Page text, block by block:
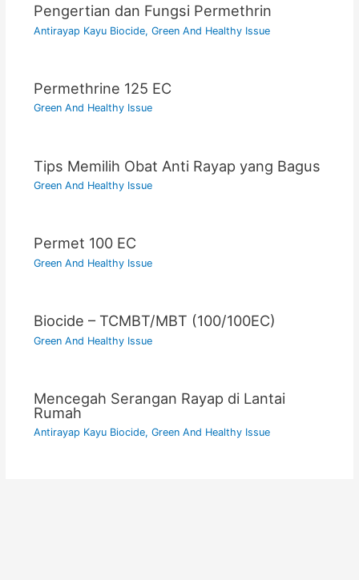
Pengertian dan Fungsi Permethrin
Antirayap Kayu Biocide, Green And Healthy Issue
Permethrine 125 EC
Green And Healthy Issue
Tips Memilih Obat Anti Rayap yang Bagus
Green And Healthy Issue
Permet 100 EC
Green And Healthy Issue
Biocide – TCMBT/MBT (100/100EC)
Green And Healthy Issue
Mencegah Serangan Rayap di Lantai
Rumah
Antirayap Kayu Biocide, Green And Healthy Issue